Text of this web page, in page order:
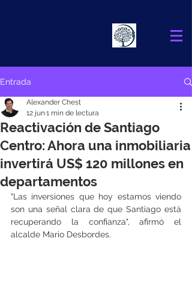
Entrada
Reactivación de Santiago
Centro: Ahora una inmobiliaria
invertirá US$ 120 millones en
departamentos
Alexander Chest
12 jun1 min de lectura
"Las inversiones que hoy estamos viendo
son una señal clara de que Santiago está
recuperando la confianza", afirmó el
alcalde Mario Desbordes.